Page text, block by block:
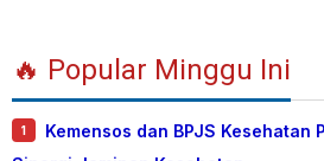
🔥 Popular Minggu Ini
1
Kemensos dan BPJS Kesehatan